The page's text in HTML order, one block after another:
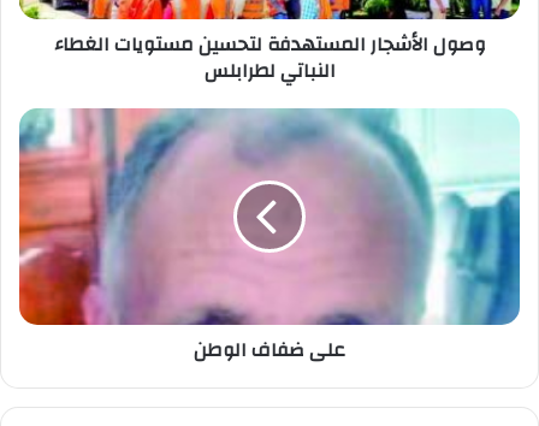
وصول الأشجار المستهدفة لتحسين مستويات الغطاء
النباتي لطرابلس
على ضفاف الوطن